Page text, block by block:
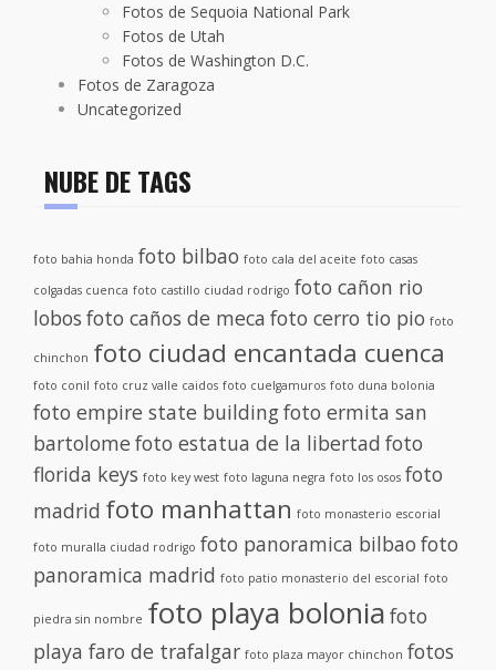
Fotos de Sequoia National Park
Fotos de Utah
Fotos de Washington D.C.
Fotos de Zaragoza
Uncategorized
NUBE DE TAGS
foto bahia honda foto bilbao foto cala del aceite foto casas
colgadas cuenca foto castillo ciudad rodrigo foto cañon rio
lobos foto caños de meca foto cerro tio pio foto
chinchon foto ciudad encantada cuenca
foto conil foto cruz valle caidos foto cuelgamuros foto duna bolonia
foto empire state buildingfoto ermita san
bartolomefoto estatua de la libertad foto
florida keys foto key west foto laguna negra foto los osos foto
madrid foto manhattan foto monasterio escorial
foto muralla ciudad rodrigo foto panoramica bilbao foto
panoramica madrid foto patio monasterio del escorial foto
piedra sin nombre foto playa bolonia foto
playa faro de trafalgar foto plaza mayor chinchon fotos